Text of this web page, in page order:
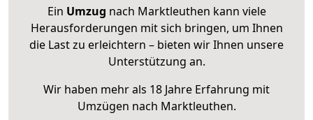
Ein Umzug nach Marktleuthen kann viele
Herausforderungen mit sich bringen, um Ihnen
die Last zu erleichtern – bieten wir Ihnen unsere
Unterstützung an.
Wir haben mehr als 18 Jahre Erfahrung mit
Umzügen nach Marktleuthen.